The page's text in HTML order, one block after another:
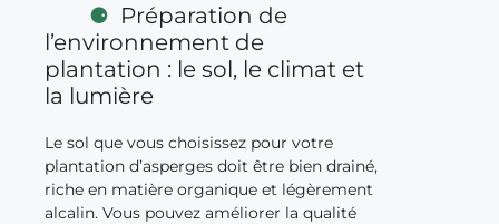
Préparation de
l’environnement de
plantation : le sol, le climat et
la lumière
Le sol que vous choisissez pour votre
plantation d’asperges doit être bien drainé,
riche en matière organique et légèrement
alcalin. Vous pouvez améliorer la qualité